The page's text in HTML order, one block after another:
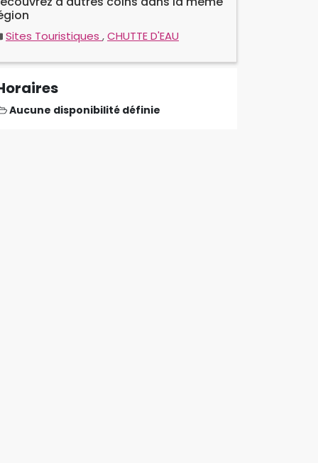
Sites Touristiques ,CHUTTE D'EAU
Aucune disponibilité définie